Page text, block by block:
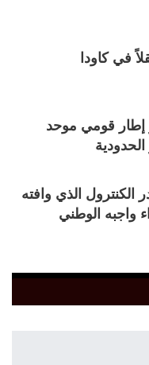
إطار قومي موحد
الحدودية
الكنترول الذي وافته
واجبه الوطني